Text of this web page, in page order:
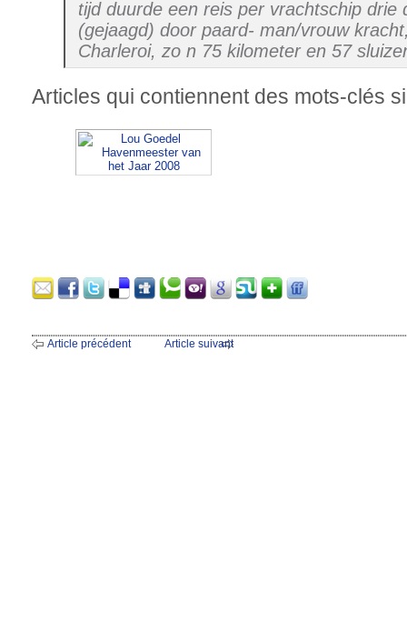
tijd duurde een reis per vrachtschip drie
(gejaagd) door paard- man/vrouw
Charleroi, zo n 75 kilometer en 57
Articles qui contiennent des mots-clés
Article précédent Article suivant